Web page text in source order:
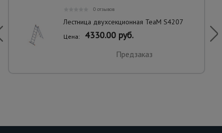
0 отзывов
Лестница двухсекционная TeaM S4207
Цена: 4330.00 руб.
Предзаказ